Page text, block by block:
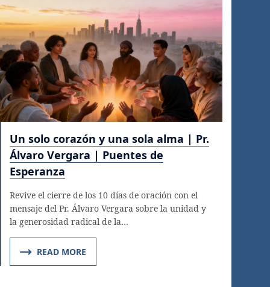
Un solo corazón y una sola alma | Pr.
Álvaro Vergara | Puentes de
Esperanza
Revive el cierre de los 10 días de oración con el
mensaje del Pr. Álvaro Vergara sobre la unidad y
la generosidad radical de la…
READ MORE